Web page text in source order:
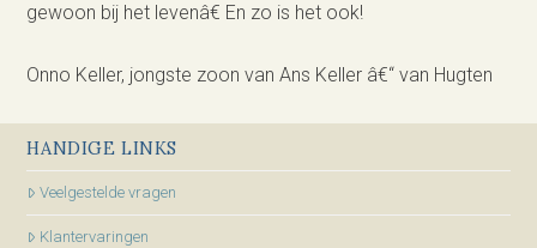
gewoon bij het levenâ€ En zo is het ook!
Onno Keller, jongste zoon van Ans Keller â€“ van Hugten
HANDIGE LINKS
Veelgestelde vragen
Klantervaringen